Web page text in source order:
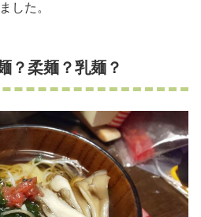
した。
？柔麺？乳麺？